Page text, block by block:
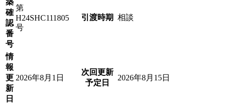
確
認
番
号
第
H24SHC111805
号
引渡時期 相談
情
報
更
新
日
2026年8月1日
次回更新
予定日
2026年8月15日